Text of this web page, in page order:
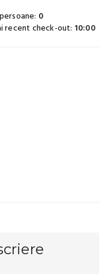
0
recent check-out: 10:00